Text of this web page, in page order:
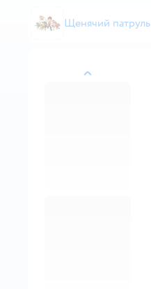
назад
Щенячий патруль